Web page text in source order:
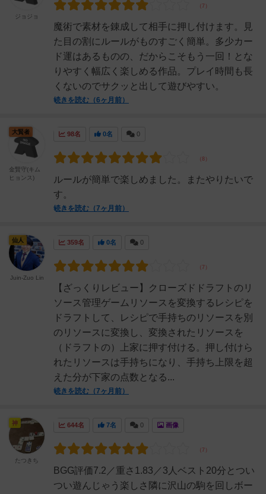
魔術で素材を錬成して相手に押し付けます。見
た目の割にルールがものすごく簡単。多少カー
ド運はあるものの、だからこそもう一回！とな
りやすく幅広く楽しめる作品。プレイ時間も長
くないのでサクッと出して遊びやすい。
続きを読む（6ヶ月前）
ジョジョ
98名 0名 0
ルールが簡単で楽しめました。またやりたいで
す。
続きを読む（7ヶ月前）
大賢者
金賢守(キム
ヒョンス)
359名 0名 0
【ざっくりレビュー】クローズドドラフトのリ
ソース管理ゲームリソースを変換するレシピを
ドラフトして、レシピで手持ちのリソースを別
のリソースに変換し、変換されたリソースを
（ドラフトの）上家に押す付ける。押し付けら
れたリソースは手持ちになり、手持ち上限を超
えた分が下家の点数となる...
続きを読む（7ヶ月前）
仙人
Juin-Zuo Lin
644名 7名 0 画像
BGG評価7.2／重さ1.83／3人ベスト20分とつい
つい遊んじゃう楽しさ隣に沢山の駒を回しボー
神
たつきち